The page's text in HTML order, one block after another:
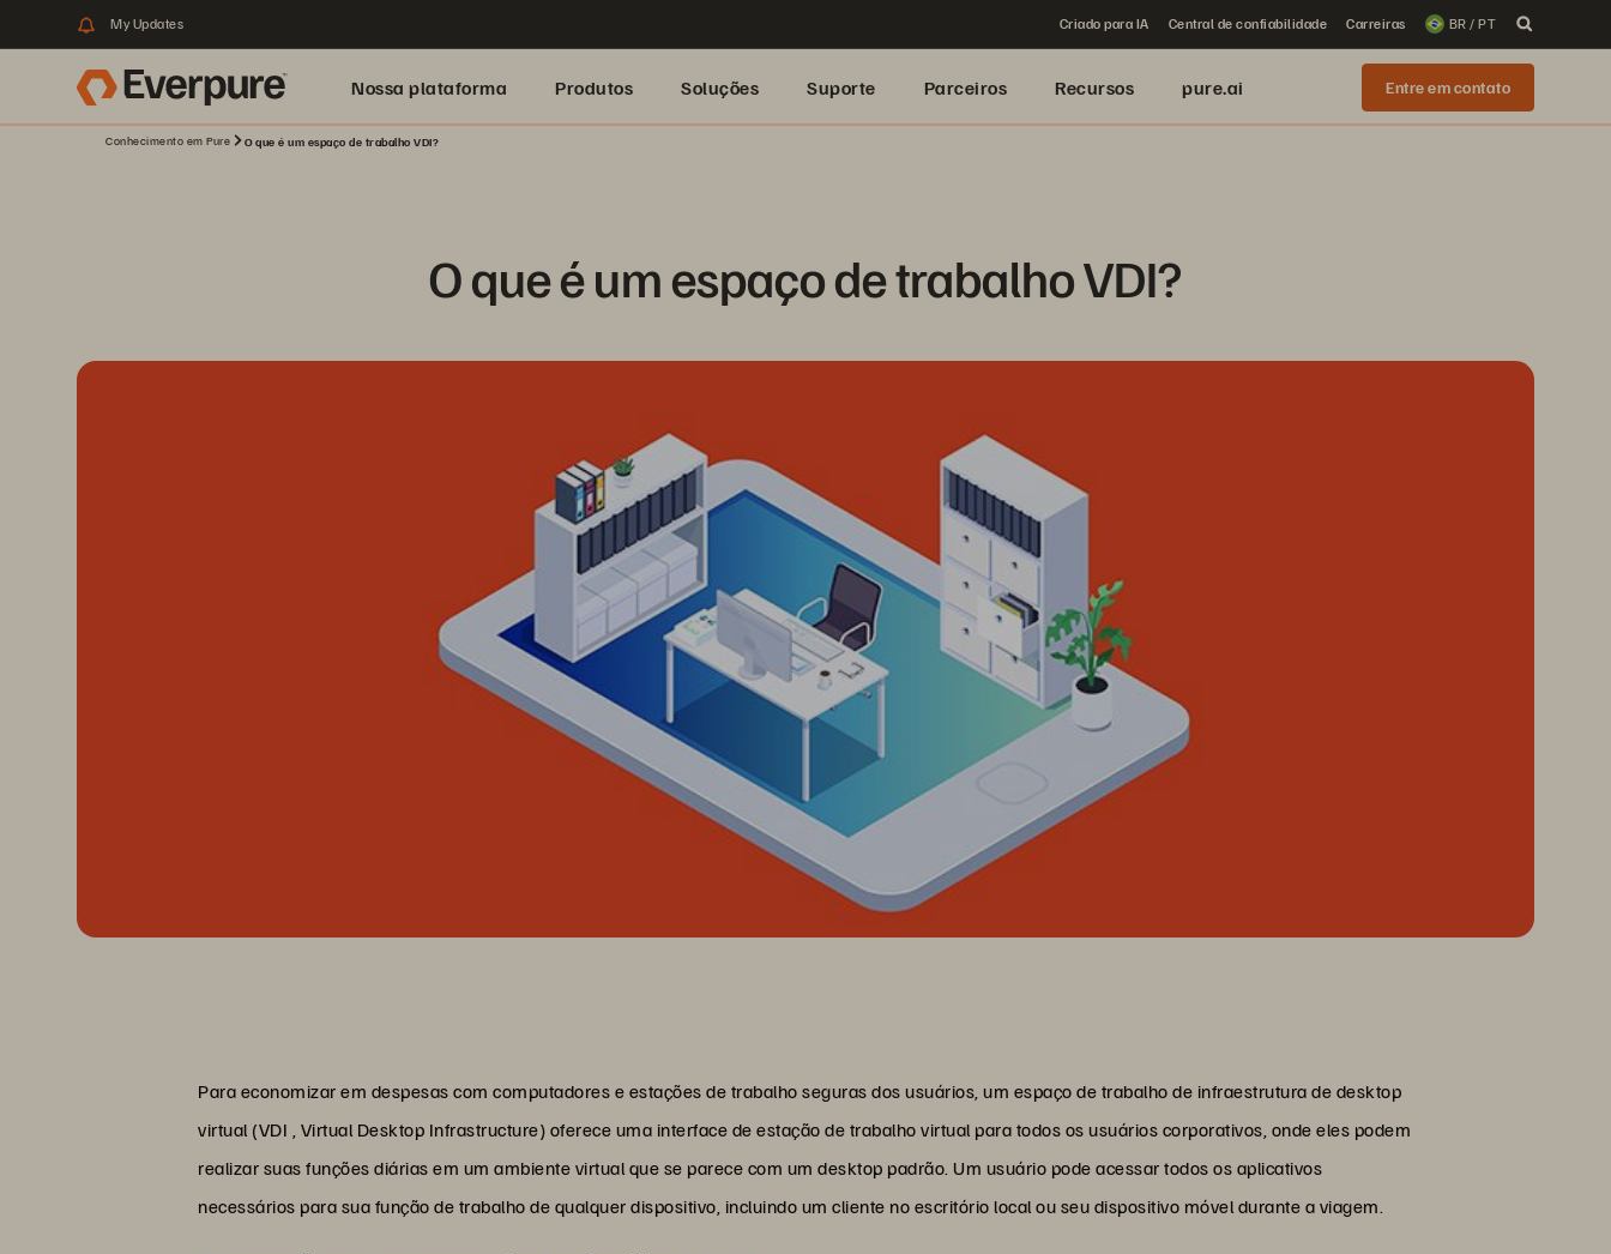
My Updates Criado para IA Central de confiabilidade Carreiras BR / PT
Nossa plataforma Produtos Soluções Suporte Parceiros Recursos pure.ai Entre em contato
Conhecimento em Pure O que é um espaço de trabalho VDI?
O que é um espaço de trabalho VDI?
Para economizar em despesas com computadores e estações de trabalho seguras dos usuários, um espaço de trabalho de infraestrutura de desktop
virtual (VDI , Virtual Desktop Infrastructure) oferece uma interface de estação de trabalho virtual para todos os usuários corporativos, onde eles podem
realizar suas funções diárias em um ambiente virtual que se parece com um desktop padrão. Um usuário pode acessar todos os aplicativos
necessários para sua função de trabalho de qualquer dispositivo, incluindo um cliente no escritório local ou seu dispositivo móvel durante a viagem.